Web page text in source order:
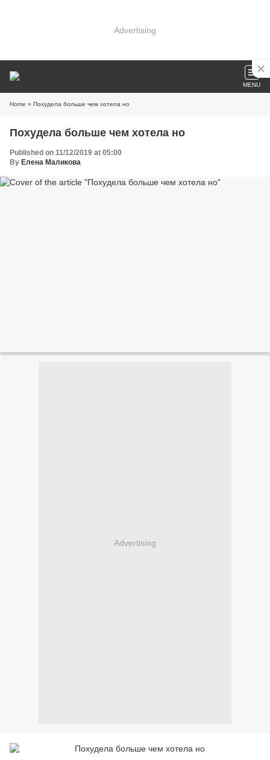
Advertising
MENU
Home » Похудела больше чем хотела но
Похудела больше чем хотела но
Published on 11/12/2019 at 05:00
By Елена Маликова
Advertising